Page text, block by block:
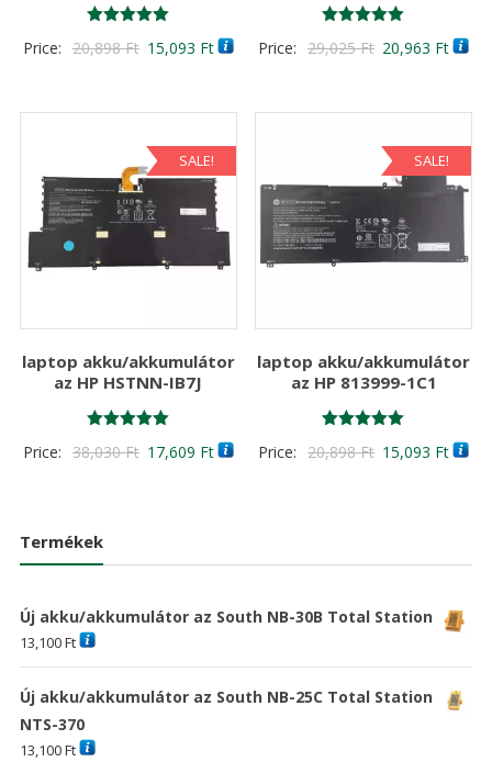
5.00
Price: 20,898Ft Original
15,093 FtCurrent
5.00
Price: 29,025Ft Original
20,963 Ft
SALE!
laptop akku/akkumulátor
az HP HSTNN-IB7J
5.00
Price: 38,030Ft Original
17,609 FtCurrent
SALE!
laptop akku/akkumulátor
az HP 813999-1C1
5.00
Price: 20,898Ft Original
15,093 Ft
Termékek
Új akku/akkumulátor az South NB-30B Total Station
13,100Ft
Új akku/akkumulátor az South NB-25C Total Station
NTS-370
13,100Ft